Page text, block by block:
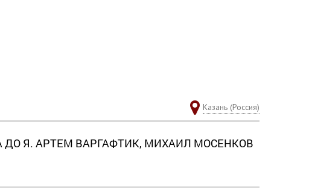
Казань (Россия)
Я. АРТЕМ ВАРГАФТИК, МИХАИЛ МОСЕНКОВ